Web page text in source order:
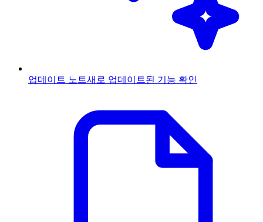
업데이트 노트새로 업데이트된 기능 확인